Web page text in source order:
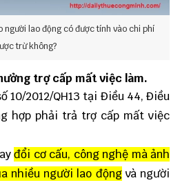
người lao động có được tính vào chi phí
trừ không?
trợ cấp mất việc làm.
10/2012/QH13 tại Điều 44, Điều
hợp phải trả trợ cấp mất việc
đổi cơ cấu, công nghệ mà ảnh
nhiều người lao độngvà người